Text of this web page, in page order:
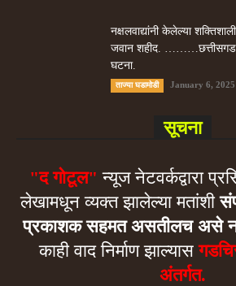
नक्षलवाद्यांनी केलेल्या
जवान शहीद. ………छत्तीसगड
घटना.
ताज्या घडामोडी January 6, 2025
सूचना
"द गोटूल" न्यूज नेटवर्कद्वारा
लेखामधून व्यक्त झालेल्या मतांशी
प्रकाशक सहमत असतीलच असे
काही वाद निर्माण झाल्यास
अंतर्गत.